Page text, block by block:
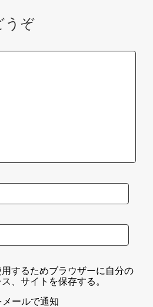
うぞ
するためブラウザーに自分の
、サイトを保存する。
ールで通知